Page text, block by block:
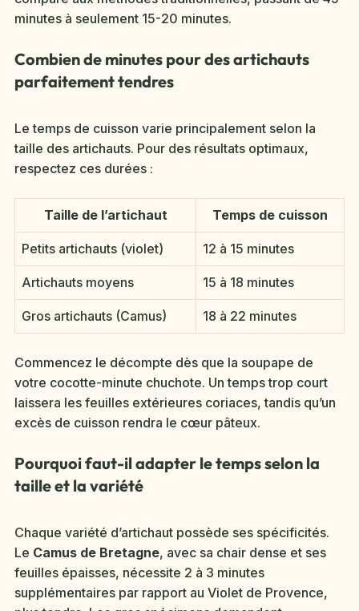
minutes à seulement 15-20 minutes.
Combien de minutes pour des artichauts
parfaitement tendres
Le temps de cuisson varie principalement selon la
taille des artichauts. Pour des résultats optimaux,
respectez ces durées :
Taille de l’artichaut Temps de cuisson
Petits artichauts (violet) 12 à 15 minutes
Artichauts moyens 15 à 18 minutes
Gros artichauts (Camus) 18 à 22 minutes
Commencez le décompte dès que la soupape de
votre cocotte-minute chuchote. Un temps trop court
laissera les feuilles extérieures coriaces, tandis qu’un
excès de cuisson rendra le cœur pâteux.
Pourquoi faut-il adapter le temps selon la
taille et la variété
Chaque variété d’artichaut possède ses spécificités.
Le Camus de Bretagne, avec sa chair dense et ses
feuilles épaisses, nécessite 2 à 3 minutes
supplémentaires par rapport au Violet de Provence,